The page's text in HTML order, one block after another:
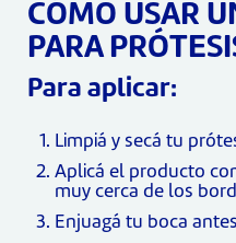
CÓMO USAR
PARA
Para aplicar:
Limpiá y secá tu
Aplicá el producto
muy cerca de los
Enjuagá tu boca